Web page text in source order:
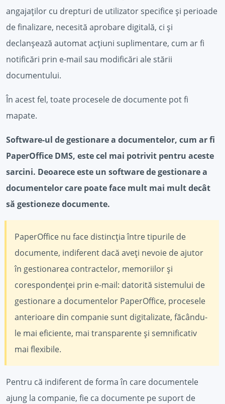
angajaților cu drepturi de utilizator specifice și perioade
de finalizare, necesită aprobare digitală, ci și
declanșează automat acțiuni suplimentare, cum ar fi
notificări prin e-mail sau modificări ale stării
documentului.
În acest fel, toate procesele de documente pot fi
mapate.
Software-ul de gestionare a documentelor, cum ar fi
PaperOffice DMS, este cel mai potrivit pentru aceste
sarcini. Deoarece este un software de gestionare a
documentelor care poate face mult mai mult decât
să gestioneze documente.
PaperOffice nu face distincția între tipurile de
documente, indiferent dacă aveți nevoie de ajutor
în gestionarea contractelor, memoriilor și
corespondenței prin e-mail: datorită sistemului de
gestionare a documentelor PaperOffice, procesele
anterioare din companie sunt digitalizate, făcându-
le mai eficiente, mai transparente și semnificativ
mai flexibile.
Pentru că indiferent de forma în care documentele
ajung la companie, fie ca documente pe suport de